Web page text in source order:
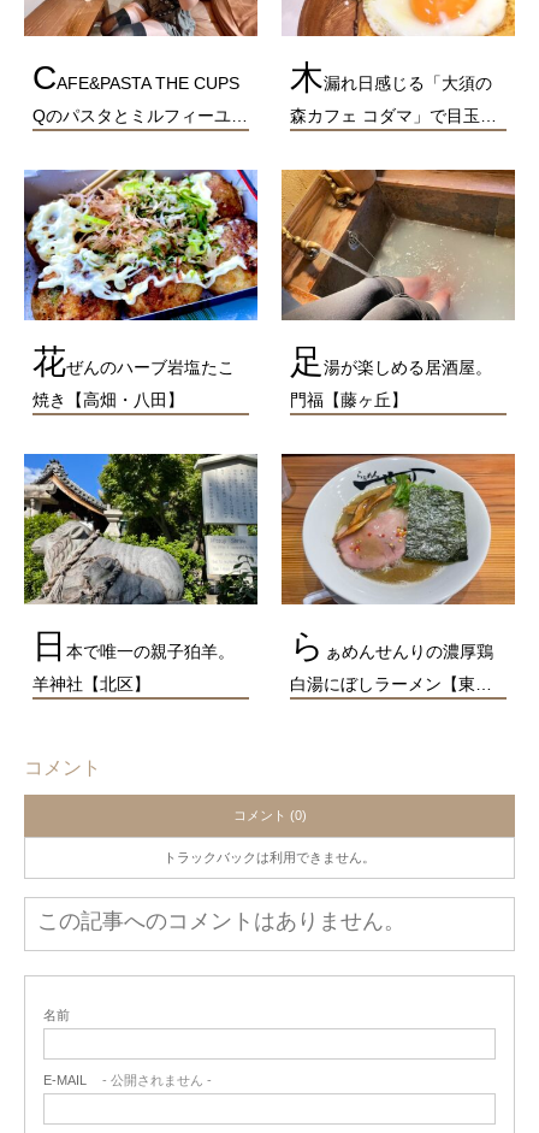
CAFE&PASTA THE CUPS
Qのパスタとミルフィーユ…
木漏れ日感じる「大須の
森カフェ コダマ」で目玉…
花ぜんのハーブ岩塩たこ
焼き【高畑・八田】
足 湯が楽しめる居酒屋。
門福【藤ヶ丘】
日 本で唯一の親子狛羊。
羊神社【北区】
ら ぁめんせんりの濃厚鶏
白湯にぼしラーメン【東…
コメント
コメント (0)
トラックバックは利用できません。
この記事へのコメントはありません。
名前
E-MAIL - 公開されません -